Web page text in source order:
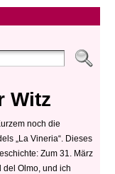
Witz
noch die
„La Vineria“. Dieses
Zum 31. März
Olmo, und ich